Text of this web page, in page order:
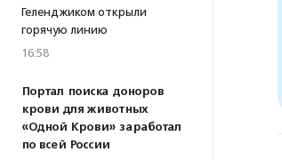
Геленджиком открыли
горячую линию
16:58
Портал поиска доноров
крови для животных
«Одной Крови» заработал
по всей России